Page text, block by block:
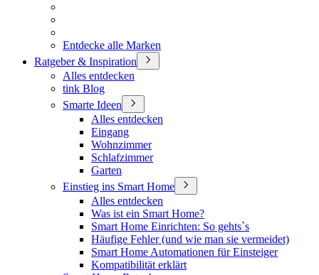
Entdecke alle Marken
Ratgeber & Inspiration
Alles entdecken
tink Blog
Smarte Ideen
Alles entdecken
Eingang
Wohnzimmer
Schlafzimmer
Garten
Einstieg ins Smart Home
Alles entdecken
Was ist ein Smart Home?
Smart Home Einrichten: So gehts`s
Häufige Fehler (und wie man sie vermeidet)
Smart Home Automationen für Einsteiger
Kompatibilität erklärt